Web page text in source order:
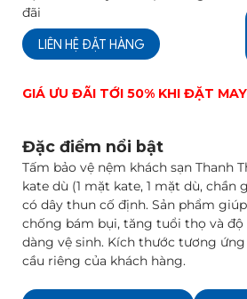
đãi
LIÊN HỆ ĐẶT HÀNG
GIÁ ƯU ĐÃI TỚI 50% KHI ĐẶT
Đặc điểm nổi bật
Tấm bảo vệ nệm khách sạn Thanh
kate dù (1 mặt kate, 1 mặt dù, chần
có dây thun cố định. Sản phẩm
chống bám bụi, tăng tuổi thọ và độ
dàng vệ sinh. Kích thước tương
cầu riêng của khách hàng.